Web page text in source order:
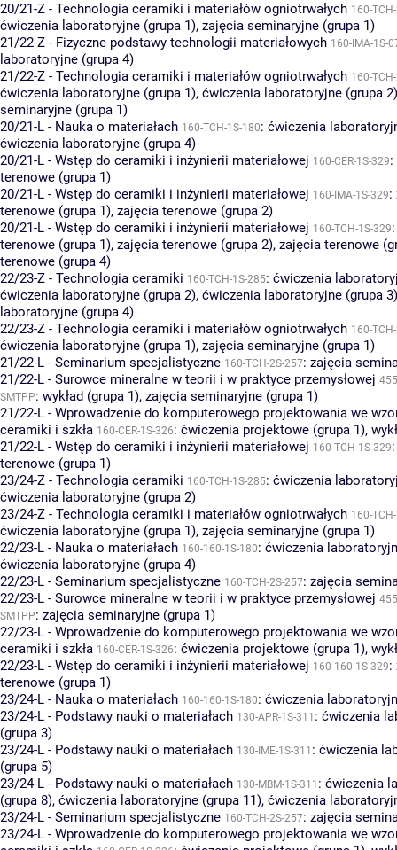
20/21-Z - Technologia ceramiki i materiałów ogniotrwałych 160-
ćwiczenia laboratoryjne (grupa 1), zajęcia seminaryjne (grupa 1)
21/22-Z - Fizyczne podstawy technologii materiałowych 160-IMA-1S-
laboratoryjne (grupa 4)
21/22-Z - Technologia ceramiki i materiałów ogniotrwałych 160-
ćwiczenia laboratoryjne (grupa 1), ćwiczenia laboratoryjne (grupa 2)
seminaryjne (grupa 1)
20/21-L - Nauka o materiałach 160-TCH-1S-180: ćwiczenia
ćwiczenia laboratoryjne (grupa 4)
20/21-L - Wstęp do ceramiki i inżynierii materiałowej 160-CER-1S-329:
terenowe (grupa 1)
20/21-L - Wstęp do ceramiki i inżynierii materiałowej 160-IMA-1S-329:
terenowe (grupa 1), zajęcia terenowe (grupa 2)
20/21-L - Wstęp do ceramiki i inżynierii materiałowej 160-TCH-1S-329
terenowe (grupa 1), zajęcia terenowe (grupa 2), zajęcia terenowe
terenowe (grupa 4)
22/23-Z - Technologia ceramiki 160-TCH-1S-285: ćwiczenia
ćwiczenia laboratoryjne (grupa 2), ćwiczenia laboratoryjne (grupa 3)
laboratoryjne (grupa 4)
22/23-Z - Technologia ceramiki i materiałów ogniotrwałych 160-
ćwiczenia laboratoryjne (grupa 1), zajęcia seminaryjne (grupa 1)
21/22-L - Seminarium specjalistyczne 160-TCH-2S-257: zajęcia
21/22-L - Surowce mineralne w teorii i w praktyce przemysłowej
SMTPP: wykład (grupa 1), zajęcia seminaryjne (grupa 1)
21/22-L - Wprowadzenie do komputerowego projektowania we
ceramiki i szkła 160-CER-1S-326: ćwiczenia projektowe (grupa 1),
21/22-L - Wstęp do ceramiki i inżynierii materiałowej 160-TCH-1S-329
terenowe (grupa 1)
23/24-Z - Technologia ceramiki 160-TCH-1S-285: ćwiczenia
ćwiczenia laboratoryjne (grupa 2)
23/24-Z - Technologia ceramiki i materiałów ogniotrwałych 160-
ćwiczenia laboratoryjne (grupa 1), zajęcia seminaryjne (grupa 1)
22/23-L - Nauka o materiałach 160-160-1S-180: ćwiczenia
ćwiczenia laboratoryjne (grupa 4)
22/23-L - Seminarium specjalistyczne 160-TCH-2S-257: zajęcia
22/23-L - Surowce mineralne w teorii i w praktyce przemysłowej
SMTPP: zajęcia seminaryjne (grupa 1)
22/23-L - Wprowadzenie do komputerowego projektowania we
ceramiki i szkła 160-CER-1S-326: ćwiczenia projektowe (grupa 1),
22/23-L - Wstęp do ceramiki i inżynierii materiałowej 160-160-1S-329:
terenowe (grupa 1)
23/24-L - Nauka o materiałach 160-160-1S-180: ćwiczenia
23/24-L - Podstawy nauki o materiałach 130-APR-1S-311 : ćwiczenia
(grupa 3)
23/24-L - Podstawy nauki o materiałach 130-IME-1S-311 : ćwiczenia
(grupa 5)
23/24-L - Podstawy nauki o materiałach 130-MBM-1S-311 : ćwiczenia
(grupa 8), ćwiczenia laboratoryjne (grupa 11), ćwiczenia
23/24-L - Seminarium specjalistyczne 160-TCH-2S-257: zajęcia
23/24-L - Wprowadzenie do komputerowego projektowania we